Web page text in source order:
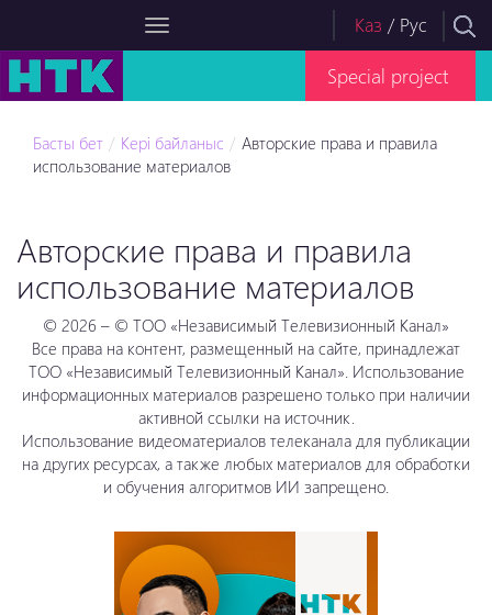
Каз / Рус
Special project
Басты бет Кері байланыс
Авторские права и правила
использование материалов
Авторские права и правила
использование материалов
© 2026 – © ТОО «Независимый Телевизионный Канал»
Все права на контент, размещенный на сайте, принадлежат
ТОО «Независимый Телевизионный Канал». Использование
информационных материалов разрешено только при наличии
активной ссылки на источник.
Использование видеоматериалов телеканала для публикации
на других ресурсах, а также любых материалов для обработки
и обучения алгоритмов ИИ запрещено.